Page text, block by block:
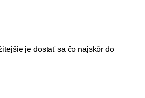
je dostať sa čo najskôr do